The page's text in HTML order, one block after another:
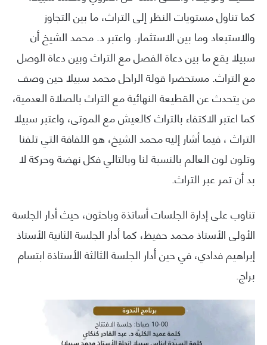
كما تناول مستويات النظر إلى التراث، ما بين التجاوز
والاستبعاد وما بين الاستثمار. واعتبر د. محمد الشيخ أن
سبيلا يقع ما بين دعاة الفصل مع التراث وبين دعاة الوصل
مع التراث. مستحضرا قولة الراحل محمد سبيلا حين وصف
من يتحدث عن القطيعة النهائية مع التراث بالصلاة العدمية،
كما اعتبر الاكتفاء بالتراث كالعيش مع الموتى، واعتبر سبيلا
التراث ، فيما أشار إليه محمد الشيخ، هو اللفافة التي تلفنا
وتلون لون العالم بالنسبة لنا وبالتالي فكل نهضة وحركة لا
بد أن تمر عبر التراث.
تناوب على إدارة الجلسات أساتذة وباحثون، حيث أدار الجلسة
الأولى الأستاذ محمد حفيظ، كما أدار الجلسة الثانية الأستاذ
إبراهيم فدادي، في حين أدار الجلسة الثالثة الأستاذة ابتسام
براج.